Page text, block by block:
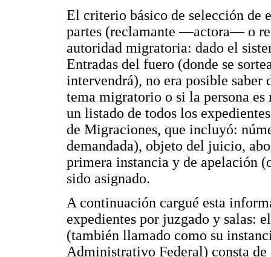
El criterio básico de selección de
partes (reclamante —actora— o
autoridad migratoria: dado el
Entradas del fuero (donde se
intervendrá), no era posible saber
tema migratorio o si la persona
un listado de todos los
de Migraciones, que incluyó:
demandada), objeto del juicio,
primera instancia y de apelación
sido asignado.
A continuación cargué esta
expedientes por juzgado y salas:
(también llamado como su
Administrativo Federal) consta